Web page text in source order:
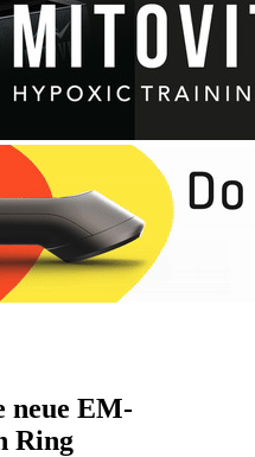
neue EM-
Ring